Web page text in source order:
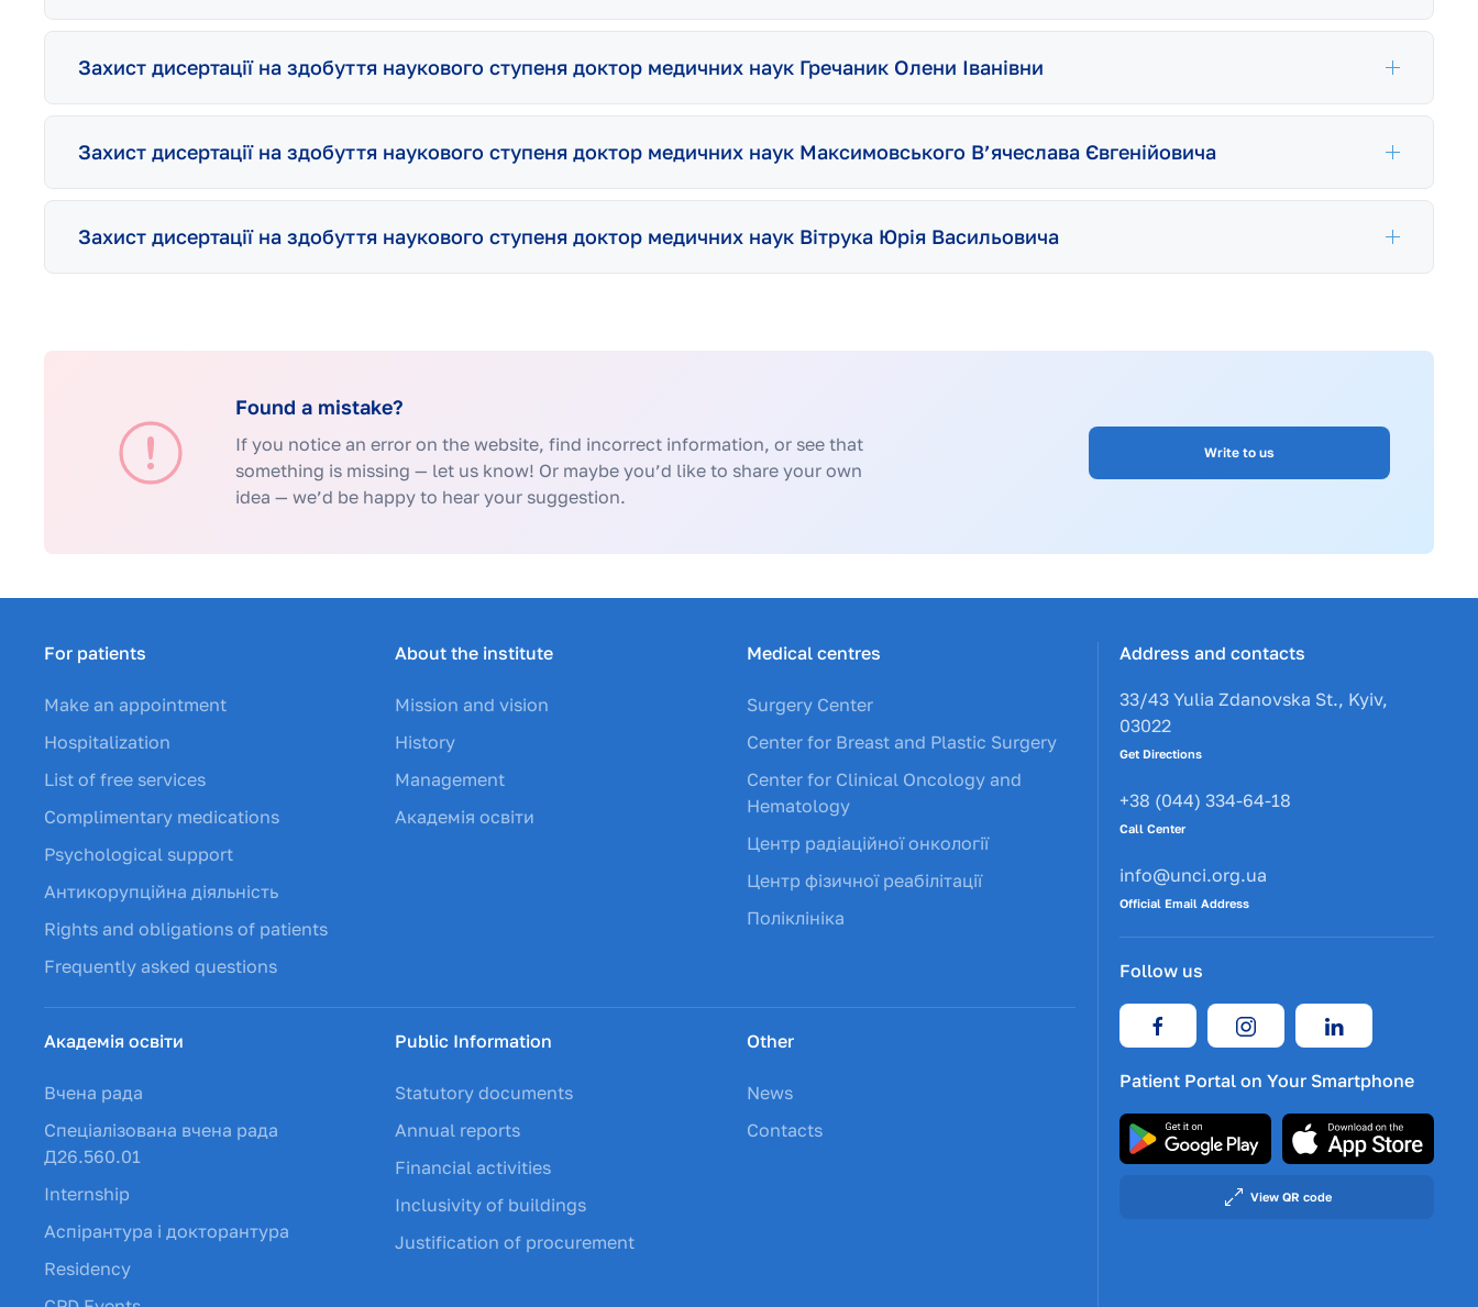
Захист дисертації на здобуття наукового ступеня доктор медичних наук Гречаник Олени Іванівни
Захист дисертації на здобуття наукового ступеня доктор медичних наук Максимовського В’ячеслава Євгенійовича
Захист дисертації на здобуття наукового ступеня доктор медичних наук Вітрука Юрія Васильовича
Found a mistake?
If you notice an error on the website, find incorrect information, or see that
something is missing — let us know! Or maybe you’d like to share your own
idea — we’d be happy to hear your suggestion.
Write to us
For patients
Make an appointment
Hospitalization
List of free services
Complimentary medications
Psychological support
Антикорупційна діяльність
Rights and obligations of patients
Frequently asked questions
About the institute
Mission and vision
History
Management
Академія освіти
Medical centres
Surgery Center
Center for Breast and Plastic Surgery
Center for Clinical Oncology and
Hematology
Центр радіаційної онкології
Центр фізичної реабілітації
Поліклініка
Академія освіти
Вчена рада
Спеціалізована вчена рада
Д26.560.01
Internship
Аспірантура і докторантура
Residency
Public Information
Statutory documents
Annual reports
Financial activities
Inclusivity of buildings
Justification of procurement
Other
News
Contacts
Address and contacts
33/43 Yulia Zdanovska St., Kyiv,
03022
Get Directions
+38 (044) 334-64-18
Call Center
info@unci.org.ua
Official Email Address
Follow us
Patient Portal on Your Smartphone
View QR code